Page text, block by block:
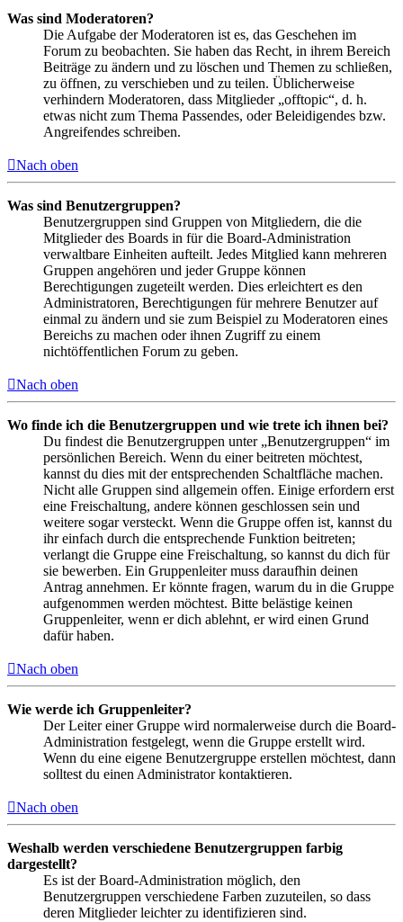
Was sind Moderatoren?
Die Aufgabe der Moderatoren ist es, das Geschehen im
Forum zu beobachten. Sie haben das Recht, in ihrem Bereich
Beiträge zu ändern und zu löschen und Themen zu schließen,
zu öffnen, zu verschieben und zu teilen. Üblicherweise
verhindern Moderatoren, dass Mitglieder „offtopic“, d. h.
etwas nicht zum Thema Passendes, oder Beleidigendes bzw.
Angreifendes schreiben.
Nach oben
Was sind Benutzergruppen?
Benutzergruppen sind Gruppen von Mitgliedern, die die
Mitglieder des Boards in für die Board-Administration
verwaltbare Einheiten aufteilt. Jedes Mitglied kann mehreren
Gruppen angehören und jeder Gruppe können
Berechtigungen zugeteilt werden. Dies erleichtert es den
Administratoren, Berechtigungen für mehrere Benutzer auf
einmal zu ändern und sie zum Beispiel zu Moderatoren eines
Bereichs zu machen oder ihnen Zugriff zu einem
nichtöffentlichen Forum zu geben.
Nach oben
Wo finde ich die Benutzergruppen und wie trete ich ihnen bei?
Du findest die Benutzergruppen unter „Benutzergruppen“ im
persönlichen Bereich. Wenn du einer beitreten möchtest,
kannst du dies mit der entsprechenden Schaltfläche machen.
Nicht alle Gruppen sind allgemein offen. Einige erfordern erst
eine Freischaltung, andere können geschlossen sein und
weitere sogar versteckt. Wenn die Gruppe offen ist, kannst du
ihr einfach durch die entsprechende Funktion beitreten;
verlangt die Gruppe eine Freischaltung, so kannst du dich für
sie bewerben. Ein Gruppenleiter muss daraufhin deinen
Antrag annehmen. Er könnte fragen, warum du in die Gruppe
aufgenommen werden möchtest. Bitte belästige keinen
Gruppenleiter, wenn er dich ablehnt, er wird einen Grund
dafür haben.
Nach oben
Wie werde ich Gruppenleiter?
Der Leiter einer Gruppe wird normalerweise durch die Board-
Administration festgelegt, wenn die Gruppe erstellt wird.
Wenn du eine eigene Benutzergruppe erstellen möchtest, dann
solltest du einen Administrator kontaktieren.
Nach oben
Weshalb werden verschiedene Benutzergruppen farbig
dargestellt?
Es ist der Board-Administration möglich, den
Benutzergruppen verschiedene Farben zuzuteilen, so dass
deren Mitglieder leichter zu identifizieren sind.